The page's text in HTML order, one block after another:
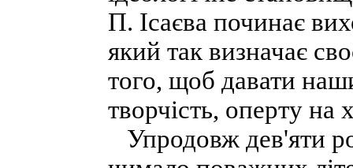
П. Ісаєва починає
який так визначає
того, щоб давати
творчість, оперту на
Упродовж дев'яти